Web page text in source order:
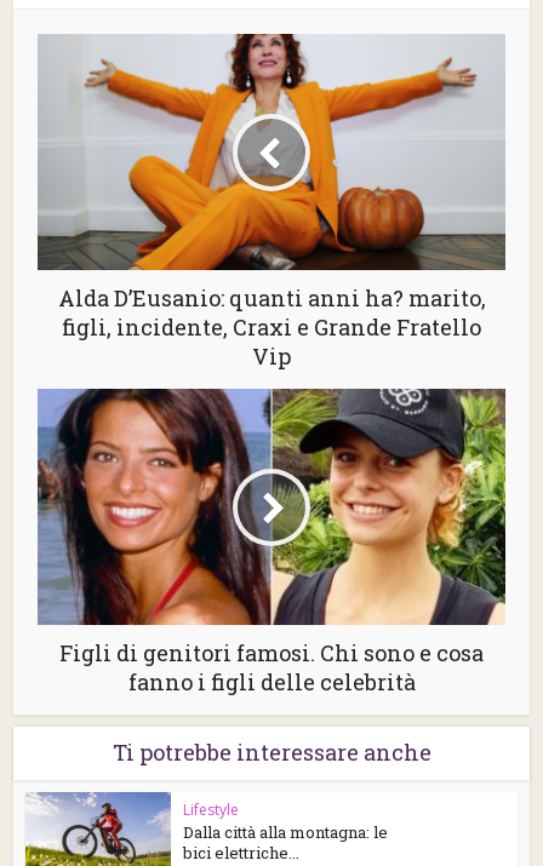
Alda D’Eusanio: quanti anni ha? marito,
figli, incidente, Craxi e Grande Fratello
Vip
Figli di genitori famosi. Chi sono e cosa
fanno i figli delle celebrità
Ti potrebbe interessare anche
Lifestyle
Dalla città alla montagna: le
bici elettriche...